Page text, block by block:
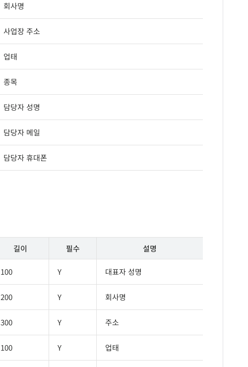
회사명
사업장 주소
업태
종목
담당자 성명
담당자 메일
담당자 휴대폰
길이 필수 설명
100 Y 대표자 성명
200 Y 회사명
300 Y 주소
100 Y 업태